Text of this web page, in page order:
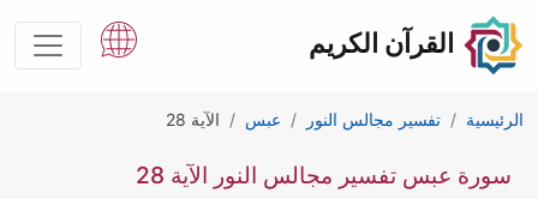
القرآن الكريم
الرئيسية تفسير مجالس النور عبس الآية 28
سورة عبس تفسير مجالس النور الآية 28